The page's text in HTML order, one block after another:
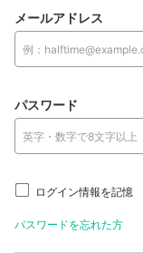
メールアドレス
パスワード
ログイン情報を記憶
パスワードを忘れた方